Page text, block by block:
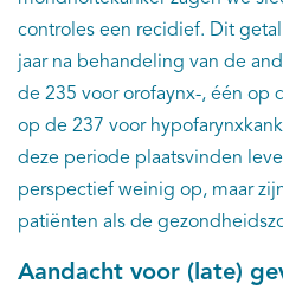
controles een recidief. Dit
jaar na behandeling van de
de 235 voor orofaynx-, één op
op de 237 voor
deze periode plaatsvinden
perspectief weinig op, maar
patiënten als de
Aandacht voor (late)